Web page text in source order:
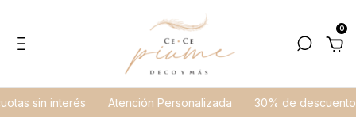
0
sin interés Atención Personalizada 30% de